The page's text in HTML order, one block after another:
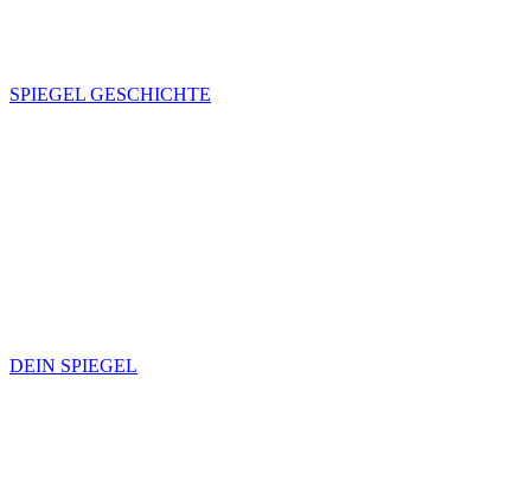
SPIEGEL GESCHICHTE
DEIN SPIEGEL